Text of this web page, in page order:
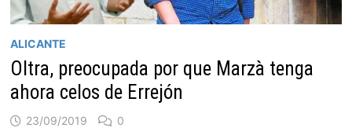
ALICANTE
Oltra, preocupada por que Marzà tenga
ahora celos de Errejón
23/09/2019 0